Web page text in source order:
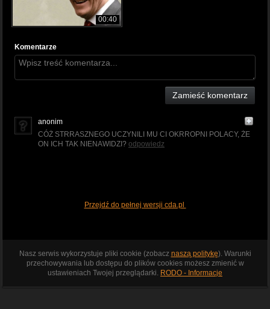
00:40
Komentarze
Zamieść komentarz
anonim
CÓŻ STRRASZNEGO UCZYNILI MU CI OKRROPNI POLACY, ŻE
ON ICH TAK NIENAWIDZI? odpowiedz
Przejdź do pełnej wersji cda.pl
Nasz serwis wykorzystuje pliki cookie (zobacz naszą politykę). Warunki
przechowywania lub dostępu do plików cookies możesz zmienić w
ustawieniach Twojej przeglądarki. RODO - Informacje